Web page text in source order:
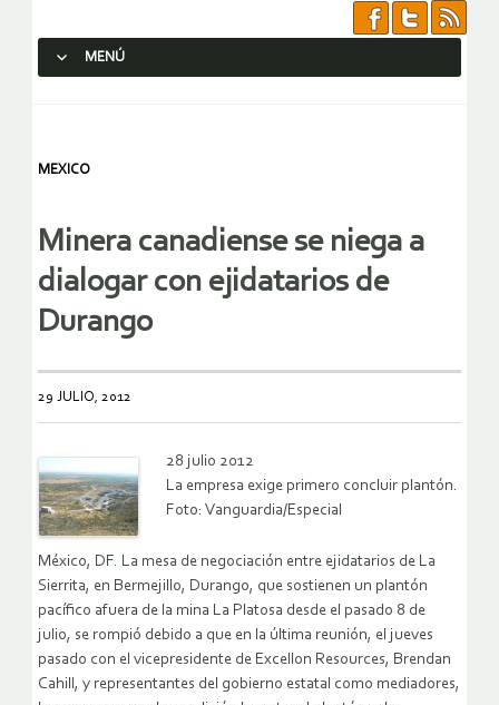
MENÚ
MEXICO
Minera canadiense se niega a
dialogar con ejidatarios de
Durango
29 JULIO, 2012
28 julio 2012
La empresa exige primero concluir plantón.
Foto: Vanguardia/Especial
México, DF. La mesa de negociación entre ejidatarios de La
Sierrita, en Bermejillo, Durango, que sostienen un plantón
pacífico afuera de la mina La Platosa desde el pasado 8 de
julio, se rompió debido a que en la última reunión, el jueves
pasado con el vicepresidente de Excellon Resources, Brendan
Cahill, y representantes del gobierno estatal como mediadores,